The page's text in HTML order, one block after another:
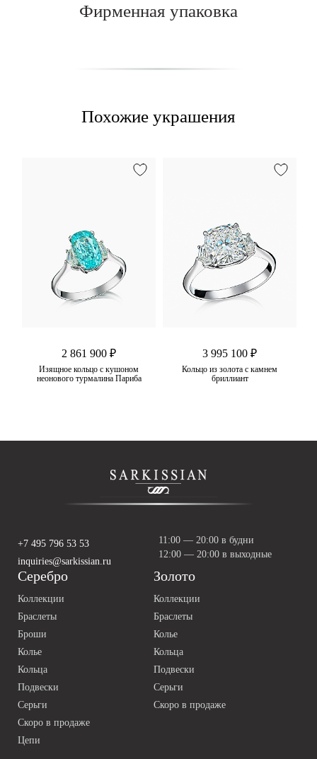
Фирменная упаковка
Похожие украшения
2 861 900 ₽
Изящное кольцо с кушоном
неонового турмалина Париба
3 995 100 ₽
Кольцо из золота с камнем
бриллиант
Серебро
Коллекции
Браслеты
Броши
Колье
Кольца
Подвески
Серьги
Скоро в продаже
Цепи
Золото
Коллекции
Браслеты
Колье
Кольца
Подвески
Серьги
Скоро в продаже
+7 495 796 53 53
inquiries@sarkissian.ru
11:00 — 20:00 в будни
12:00 — 20:00 в выходные